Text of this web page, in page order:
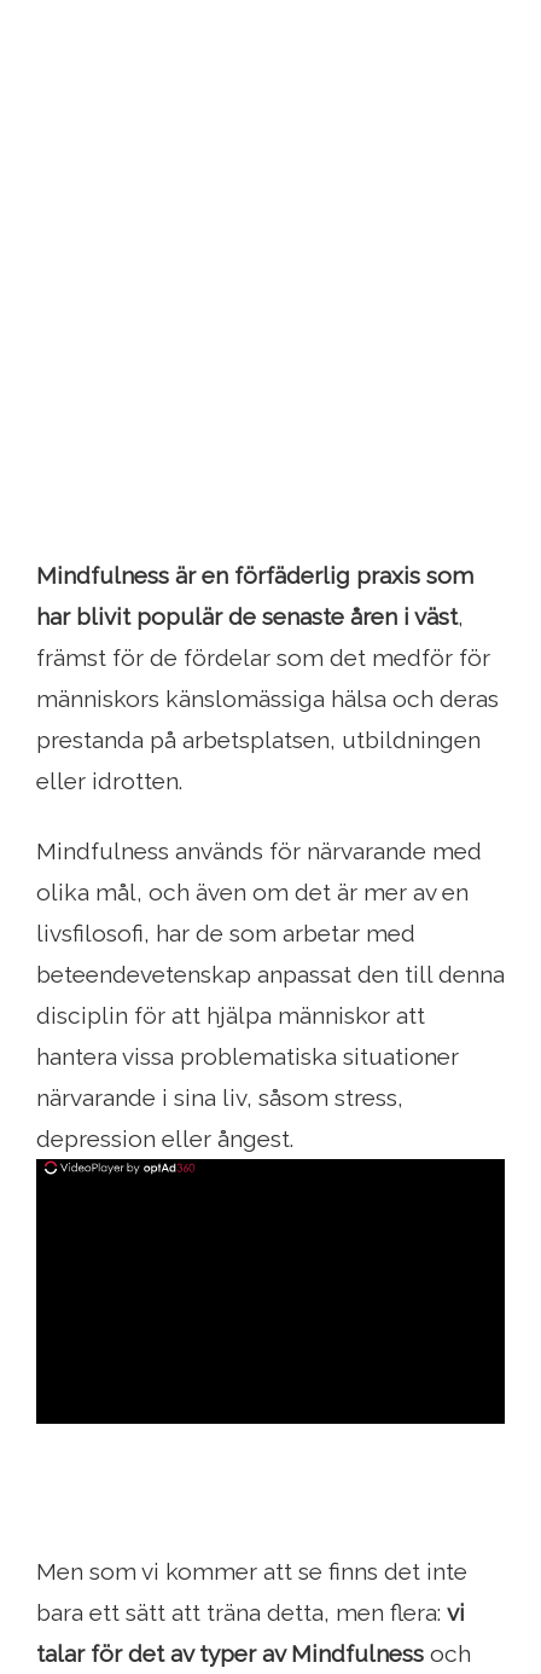
Mindfulness är en förfäderlig praxis som
har blivit populär de senaste åren i väst,
främst för de fördelar som det medför för
människors känslomässiga hälsa och deras
prestanda på arbetsplatsen, utbildningen
eller idrotten.
Mindfulness används för närvarande med
olika mål, och även om det är mer av en
livsfilosofi, har de som arbetar med
beteendevetenskap anpassat den till denna
disciplin för att hjälpa människor att
hantera vissa problematiska situationer
närvarande i sina liv, såsom stress,
depression eller ångest.
Men som vi kommer att se finns det inte
bara ett sätt att träna detta, men flera: vi
talar för det av typer av Mindfulness och